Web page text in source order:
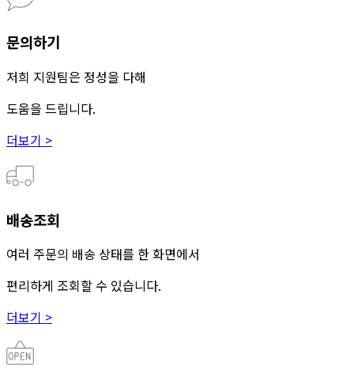
문의하기
저희 지원팀은 정성을 다해
도움을 드립니다.
더보기 >
배송조회
여러 주문의 배송 상태를 한 화면에서
편리하게 조회할 수 있습니다.
더보기 >